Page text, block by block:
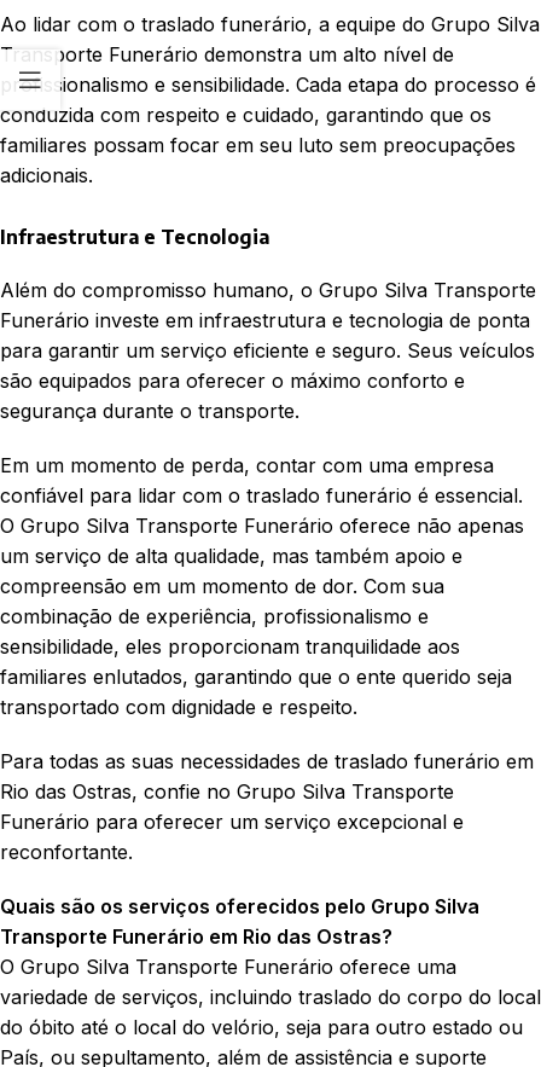
Ao lidar com o traslado funerário, a equipe do Grupo Silva
Transporte Funerário demonstra um alto nível de
profissionalismo e sensibilidade. Cada etapa do processo é
conduzida com respeito e cuidado, garantindo que os
familiares possam focar em seu luto sem preocupações
adicionais.
Infraestrutura e Tecnologia
Além do compromisso humano, o Grupo Silva Transporte
Funerário investe em infraestrutura e tecnologia de ponta
para garantir um serviço eficiente e seguro. Seus veículos
são equipados para oferecer o máximo conforto e
segurança durante o transporte.
Em um momento de perda, contar com uma empresa
confiável para lidar com o traslado funerário é essencial.
O Grupo Silva Transporte Funerário oferece não apenas
um serviço de alta qualidade, mas também apoio e
compreensão em um momento de dor. Com sua
combinação de experiência, profissionalismo e
sensibilidade, eles proporcionam tranquilidade aos
familiares enlutados, garantindo que o ente querido seja
transportado com dignidade e respeito.
Para todas as suas necessidades de traslado funerário em
Rio das Ostras, confie no Grupo Silva Transporte
Funerário para oferecer um serviço excepcional e
reconfortante.
Quais são os serviços oferecidos pelo Grupo Silva
Transporte Funerário em Rio das Ostras?
O Grupo Silva Transporte Funerário oferece uma
variedade de serviços, incluindo traslado do corpo do local
do óbito até o local do velório, seja para outro estado ou
País, ou sepultamento, além de assistência e suporte